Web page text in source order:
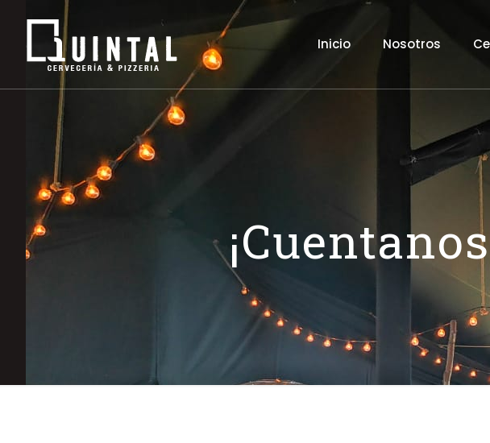
Inicio Nosotros